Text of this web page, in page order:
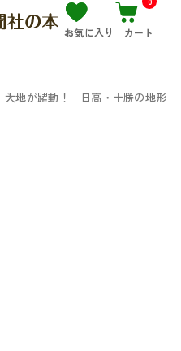
お気に入り カート
大地が躍動！ 日高・十勝の地形と